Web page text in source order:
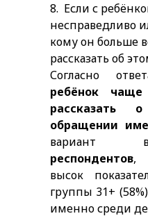
8. Если с
несправедливо
кому он больше
рассказать об
Согласно
ребёнок чаще
рассказать
обращении
вариант
респондентов,
высок
группы 31+
именно среди